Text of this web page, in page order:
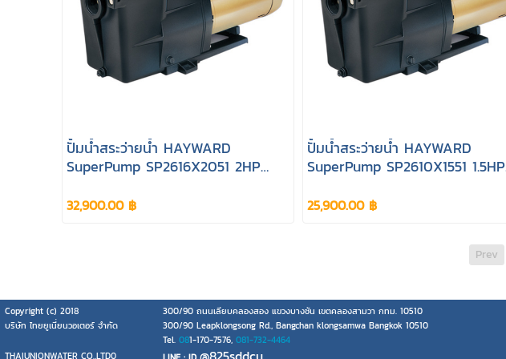
ปั้มน้ำสระว่ายน้ำ HAYWARD
SuperPump SP2616X2051 2HP
32,900.00 ฿
ปั้มน้ำสระว่ายน้ำ HAYWARD
SuperPump SP2610X1551 1.5HP
25,900.00 ฿
Prev
Copyright (c) 2018
300/90 ถนนเลียบคลองสอง แขวงบางชัน เขตคลองสามวา กทม. 10510
บริษัท ไทยยูเนี่ยนวอเตอร์ จำกัด
300/90 Leapklongsong Rd., Bangchan klongsamwa Bangkok 10510
THAIUNIONWATER CO.,LTD0
Tel. 081-170-7576, 081-732-4464